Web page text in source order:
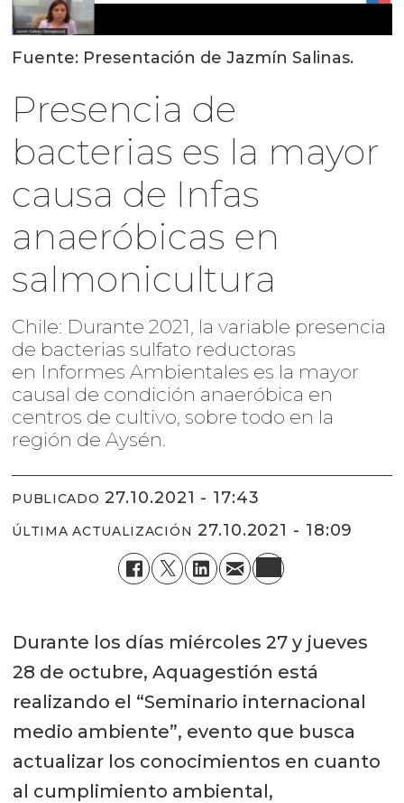
Fuente: Presentación de Jazmín Salinas.
Presencia de
bacterias es la mayor
causa de Infas
anaeróbicas en
salmonicultura
Chile: Durante 2021, la variable presencia
de bacterias sulfato reductoras
en Informes Ambientales es la mayor
causal de condición anaeróbica en
centros de cultivo, sobre todo en la
región de Aysén.
PUBLICADO 27.10.2021 - 17:43
ÚLTIMA ACTUALIZACIÓN 27.10.2021 - 18:09
Durante los días miércoles 27 y jueves
28 de octubre, Aquagestión está
realizando el “Seminario internacional
medio ambiente”, evento que busca
actualizar los conocimientos en cuanto
al cumplimiento ambiental,